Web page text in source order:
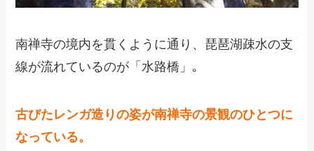
南禅寺の境内を貫くように通り、琵琶湖疎水の支
線が流れているのが「水路橋」｡
古びたレンガ造りの姿が南禅寺の景観のひとつに
なっている。